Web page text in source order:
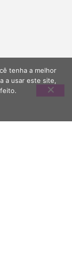
tenha a melhor
a usar este site,